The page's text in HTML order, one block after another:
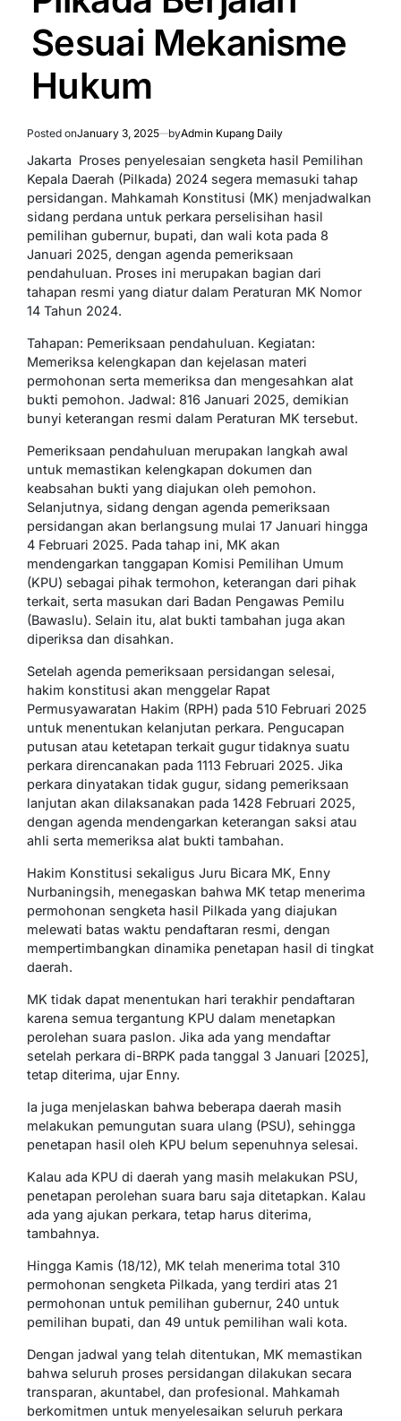
Sesuai Mekanisme
Hukum
Posted onJanuary 3, 2025 byAdmin Kupang Daily
Jakarta  Proses penyelesaian sengketa hasil Pemilihan
Kepala Daerah (Pilkada) 2024 segera memasuki tahap
persidangan. Mahkamah Konstitusi (MK) menjadwalkan
sidang perdana untuk perkara perselisihan hasil
pemilihan gubernur, bupati, dan wali kota pada 8
Januari 2025, dengan agenda pemeriksaan
pendahuluan. Proses ini merupakan bagian dari
tahapan resmi yang diatur dalam Peraturan MK Nomor
14 Tahun 2024.
Tahapan: Pemeriksaan pendahuluan. Kegiatan:
Memeriksa kelengkapan dan kejelasan materi
permohonan serta memeriksa dan mengesahkan alat
bukti pemohon. Jadwal: 816 Januari 2025, demikian
bunyi keterangan resmi dalam Peraturan MK tersebut.
Pemeriksaan pendahuluan merupakan langkah awal
untuk memastikan kelengkapan dokumen dan
keabsahan bukti yang diajukan oleh pemohon.
Selanjutnya, sidang dengan agenda pemeriksaan
persidangan akan berlangsung mulai 17 Januari hingga
4 Februari 2025. Pada tahap ini, MK akan
mendengarkan tanggapan Komisi Pemilihan Umum
(KPU) sebagai pihak termohon, keterangan dari pihak
terkait, serta masukan dari Badan Pengawas Pemilu
(Bawaslu). Selain itu, alat bukti tambahan juga akan
diperiksa dan disahkan.
Setelah agenda pemeriksaan persidangan selesai,
hakim konstitusi akan menggelar Rapat
Permusyawaratan Hakim (RPH) pada 510 Februari 2025
untuk menentukan kelanjutan perkara. Pengucapan
putusan atau ketetapan terkait gugur tidaknya suatu
perkara direncanakan pada 1113 Februari 2025. Jika
perkara dinyatakan tidak gugur, sidang pemeriksaan
lanjutan akan dilaksanakan pada 1428 Februari 2025,
dengan agenda mendengarkan keterangan saksi atau
ahli serta memeriksa alat bukti tambahan.
Hakim Konstitusi sekaligus Juru Bicara MK, Enny
Nurbaningsih, menegaskan bahwa MK tetap menerima
permohonan sengketa hasil Pilkada yang diajukan
melewati batas waktu pendaftaran resmi, dengan
mempertimbangkan dinamika penetapan hasil di tingkat
daerah.
MK tidak dapat menentukan hari terakhir pendaftaran
karena semua tergantung KPU dalam menetapkan
perolehan suara paslon. Jika ada yang mendaftar
setelah perkara di-BRPK pada tanggal 3 Januari [2025],
tetap diterima, ujar Enny.
Ia juga menjelaskan bahwa beberapa daerah masih
melakukan pemungutan suara ulang (PSU), sehingga
penetapan hasil oleh KPU belum sepenuhnya selesai.
Kalau ada KPU di daerah yang masih melakukan PSU,
penetapan perolehan suara baru saja ditetapkan. Kalau
ada yang ajukan perkara, tetap harus diterima,
tambahnya.
Hingga Kamis (18/12), MK telah menerima total 310
permohonan sengketa Pilkada, yang terdiri atas 21
permohonan untuk pemilihan gubernur, 240 untuk
pemilihan bupati, dan 49 untuk pemilihan wali kota.
Dengan jadwal yang telah ditentukan, MK memastikan
bahwa seluruh proses persidangan dilakukan secara
transparan, akuntabel, dan profesional. Mahkamah
berkomitmen untuk menyelesaikan seluruh perkara